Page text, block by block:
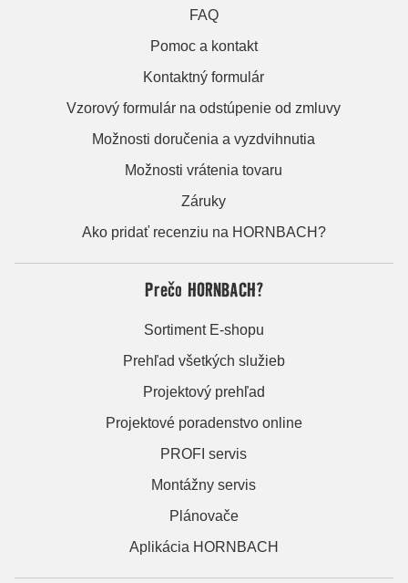
FAQ
Pomoc a kontakt
Kontaktný formulár
Vzorový formulár na odstúpenie od zmluvy
Možnosti doručenia a vyzdvihnutia
Možnosti vrátenia tovaru
Záruky
Ako pridať recenziu na HORNBACH?
Prečo HORNBACH?
Sortiment E-shopu
Prehľad všetkých služieb
Projektový prehľad
Projektové poradenstvo online
PROFI servis
Montážny servis
Plánovače
Aplikácia HORNBACH